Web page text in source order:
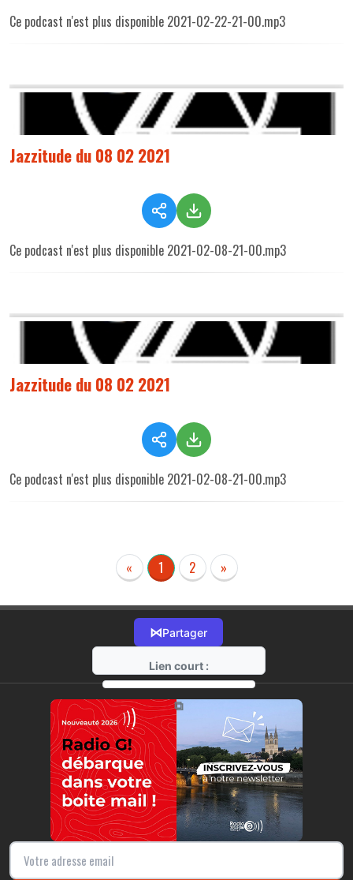
Ce podcast n'est plus disponible 2021-02-22-21-00.mp3
Jazzitude du 08 02 2021
Ce podcast n'est plus disponible 2021-02-08-21-00.mp3
Jazzitude du 08 02 2021
Ce podcast n'est plus disponible 2021-02-08-21-00.mp3
« 1 2 »
⋈Partager
Lien court :
https://radio-g.fr?r11
⧉